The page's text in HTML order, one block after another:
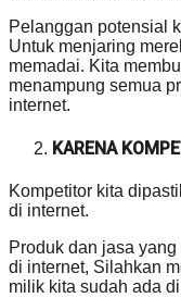
Pelanggan potensial
Untuk menjaring
memadai. Kita
menampung semua
internet.
KARENA
Kompetitor kita
di internet.
Produk dan jasa
di internet, Silahkan
milik kita sudah ada